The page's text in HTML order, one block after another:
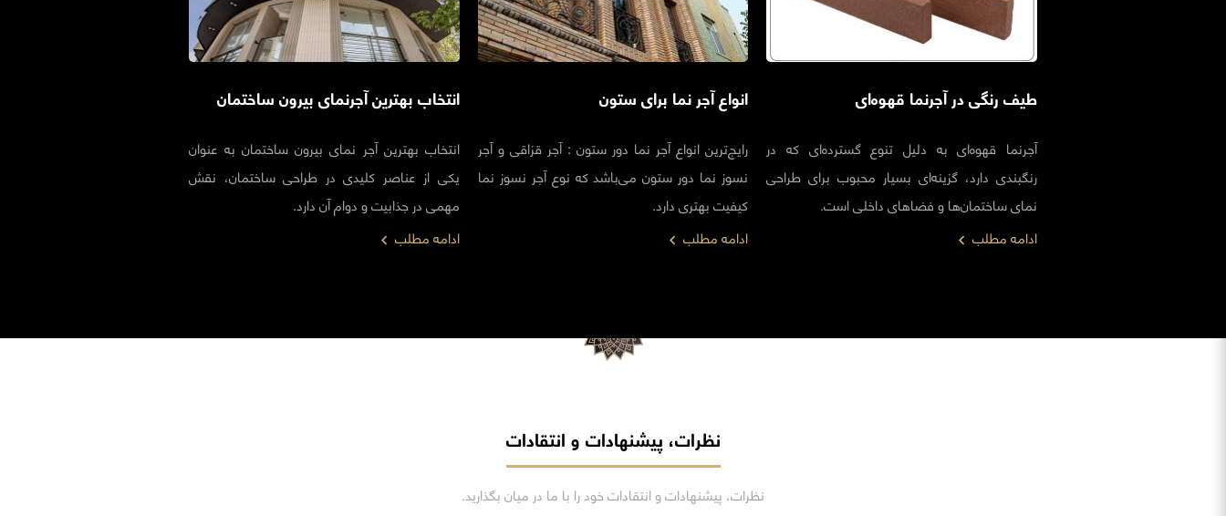
طیف رنگی در آجرنما قهوه‌ای
آجرنما قهوه‌ای به دلیل تنوع گسترده‌ای که در
رنگبندی دارد، گزینه‌ای بسیار محبوب برای طراحی
نمای ساختمان‌ها و فضاهای داخلی است.
ادامه مطلب
انواع آجر نما برای ستون
رایج‌ترین انواع آجر نما دور ستون : آجر قزاقی و آجر
نسوز نما دور ستون می‌باشد که نوع آجر نسوز نما
کیفیت بهتری دارد.
ادامه مطلب
انتخاب بهترین آجرنمای بیرون ساختمان
انتخاب بهترین آجر نمای بیرون ساختمان به عنوان
یکی از عناصر کلیدی در طراحی ساختمان، نقش
مهمی در جذابیت و دوام آن دارد.
ادامه مطلب
نظرات، پیشنهادات و انتقادات
نظرات، پیشنهادات و انتقادات خود را با ما در میان بگذارید.